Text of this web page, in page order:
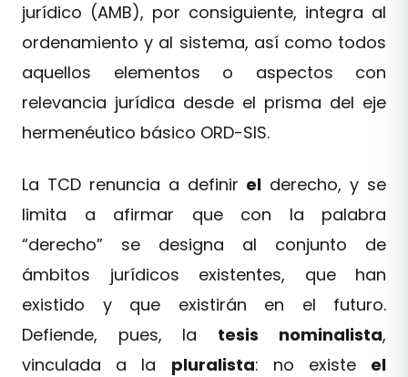
jurídico (AMB), por consiguiente, integra al
ordenamiento y al sistema, así como todos
aquellos elementos o aspectos con
relevancia jurídica desde el prisma del eje
hermenéutico básico ORD-SIS.
La TCD renuncia a definir el derecho, y se
limita a afirmar que con la palabra
“derecho” se designa al conjunto de
ámbitos jurídicos existentes, que han
existido y que existirán en el futuro.
Defiende, pues, la tesis nominalista,
vinculada a la pluralista: no existe el